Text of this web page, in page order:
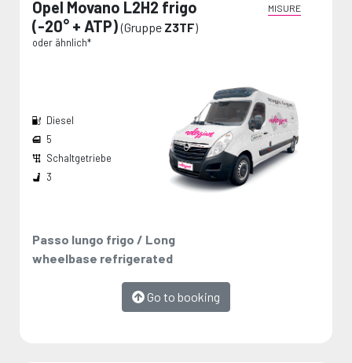
Opel Movano L2H2 frigo
(-20° + ATP)(Gruppe Z3TF)
oder ähnlich*
Passo lungo frigo / Long
wheelbase refrigerated
MISURE
Go to booking
Diesel
5
Schaltgetriebe
3